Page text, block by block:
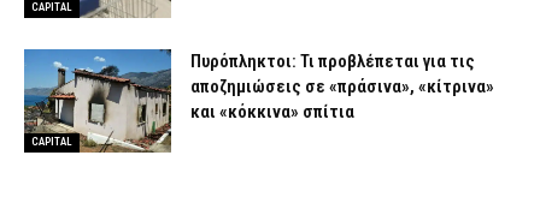
CAPITAL
CAPITAL
Πυρόπληκτοι: Τι προβλέπεται για τις
αποζημιώσεις σε «πράσινα», «κίτρινα»
και «κόκκινα» σπίτια